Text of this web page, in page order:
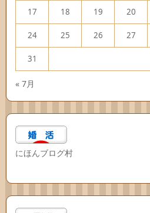
17 18 19 20
24 25 26 27
31
« 7月
にほんブログ村